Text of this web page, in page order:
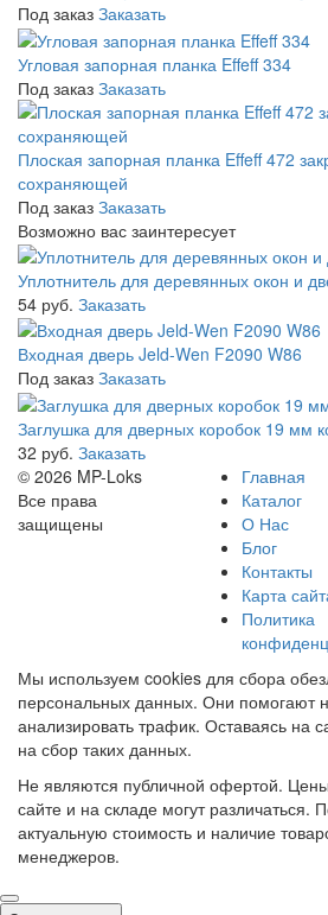
Под заказ Заказать
Угловая запорная планка Effeff 334
Под заказ Заказать
Плоская запорная планка Effeff 472
сохраняющей
Под заказ Заказать
Возможно вас заинтересует
Уплотнитель для деревянных окон и
54 руб. Заказать
Входная дверь Jeld-Wen F2090 W86
Под заказ Заказать
Заглушка для дверных коробок 19 мм
32 руб. Заказать
© 2026 MP-Loks
Все права
защищены
Главная
Каталог
О Нас
Блог
Контакты
Карта
Политика
Мы используем cookies для сбора
персональных данных. Они помогают
анализировать трафик. Оставаясь на
на сбор таких данных.
Не являются публичной офертой.
сайте и на складе могут различаться.
актуальную стоимость и наличие
менеджеров.